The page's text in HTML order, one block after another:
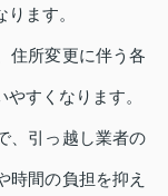
ます。
住所変更に伴う各
すくなります。
、引っ越し業者の
時間の負担を抑え